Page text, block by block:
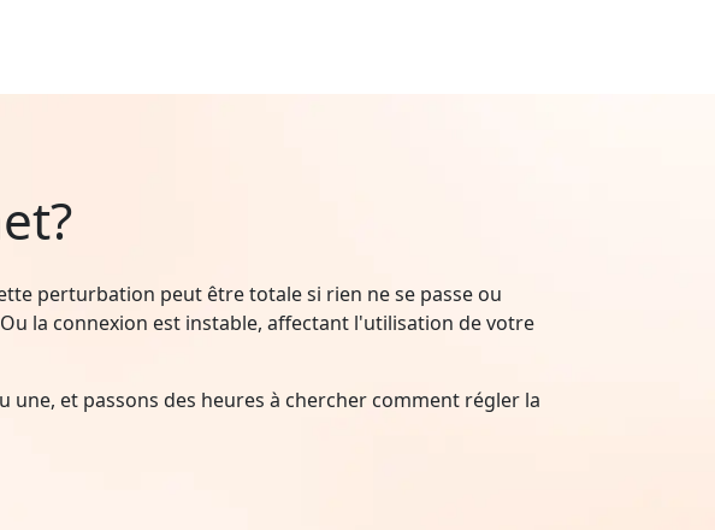
perturbation peut être totale si rien ne se passe ou
la connexion est instable, affectant l'utilisation de votre
une, et passons des heures à chercher comment régler la